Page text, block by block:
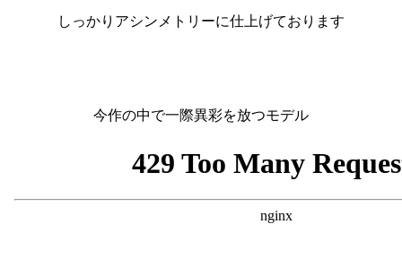
しっかりアシンメトリーに仕上げております
今作の中で一際異彩を放つモデル